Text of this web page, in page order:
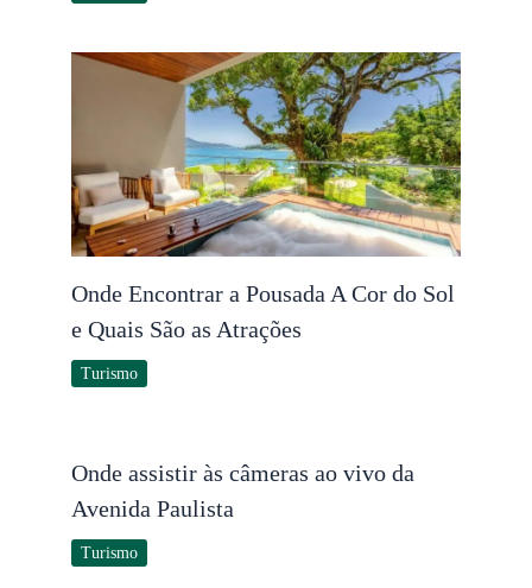
Onde Encontrar a Pousada A Cor do Sol
e Quais São as Atrações
Turismo
Onde assistir às câmeras ao vivo da
Avenida Paulista
Turismo